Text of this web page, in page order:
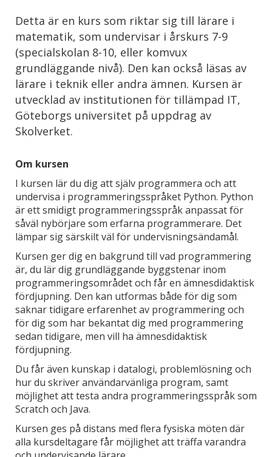
Detta är en kurs som riktar sig till lärare i
matematik, som undervisar i årskurs 7-9
(specialskolan 8-10, eller komvux
grundläggande nivå). Den kan också läsas av
lärare i teknik eller andra ämnen. Kursen är
utvecklad av institutionen för tillämpad IT,
Göteborgs universitet på uppdrag av
Skolverket.
Om kursen
I kursen lär du dig att själv programmera och att
undervisa i programmeringsspråket Python. Python
är ett smidigt programmeringsspråk anpassat för
såväl nybörjare som erfarna programmerare. Det
lämpar sig särskilt väl för undervisningsändamål.
Kursen ger dig en bakgrund till vad programmering
är, du lär dig grundläggande byggstenar inom
programmeringsområdet och får en ämnesdidaktisk
fördjupning. Den kan utformas både för dig som
saknar tidigare erfarenhet av programmering och
för dig som har bekantat dig med programmering
sedan tidigare, men vill ha ämnesdidaktisk
fördjupning.
Du får även kunskap i datalogi, problemlösning och
hur du skriver användarvänliga program, samt
möjlighet att testa andra programmeringsspråk som
Scratch och Java.
Kursen ges på distans med flera fysiska möten där
alla kursdeltagare får möjlighet att träffa varandra